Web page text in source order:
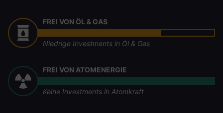
FREI VON ÖL & GAS
Niedrige Investments in Öl & Gas
FREI VON ATOMENERGIE
Keine Investments in Atomkraft